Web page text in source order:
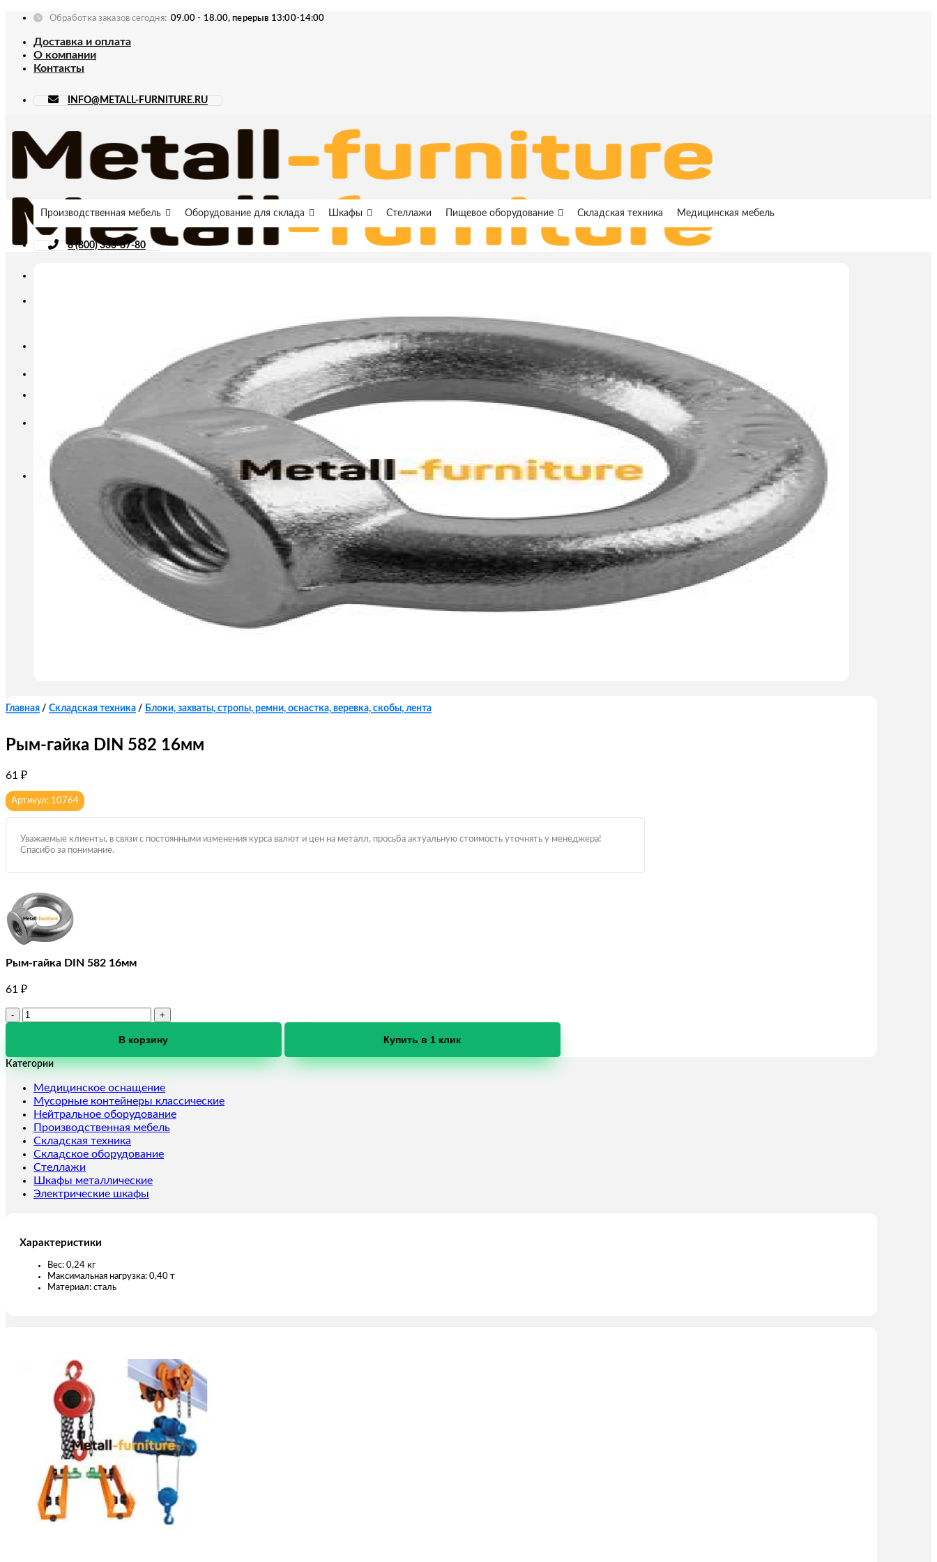
Skip
content
Обработка заказов сегодня: 09.00 - 18.00, перерыв 13:00-14:00
Доставка и оплата
О компании
Контакты
INFO@METALL-FURNITURE.RU
INFO@METALL-FURNITURE.RU
Корзина пуста.
Производственная мебель Оборудование для склада Шкафы Стеллажи Пищевое оборудование Складская техника Медицинская мебель
8 (800) 333-87-80
Главная / Складская техника / Блоки, захваты, стропы, ремни, оснастка, веревка, скобы, лента
Рым-гайка DIN 582 16мм
61 ₽
Артикул: 10764
Уважаемые клиенты, в связи с постоянными изменения курса валют и цен на металл, просьба актуальную стоимость уточнять у менеджера!
Спасибо за понимание.
Рым-гайка DIN 582 16мм
61 ₽
Количество
DIN
16мм
В корзину Купить в 1 клик
Категории
Медицинское оснащение
Мусорные контейнеры классические
Нейтральное оборудование
Производственная мебель
Складская техника
Складское оборудование
Стеллажи
Шкафы металлические
Электрические шкафы
Характеристики
Вес: 0,24 кг
Максимальная нагрузка: 0,40 т
Материал: сталь